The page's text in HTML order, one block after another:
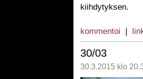
kiihdytyksen.
kommentoi |
30/03
30.3.2015 klo